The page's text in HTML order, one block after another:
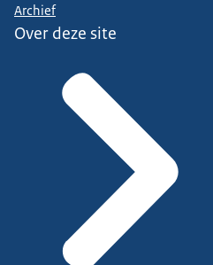
Archief
Over deze site